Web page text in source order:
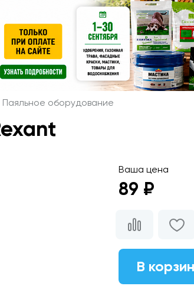
Паяльное оборудование
Ваша цена
89 ₽
В